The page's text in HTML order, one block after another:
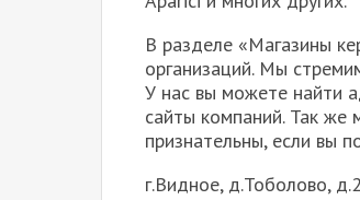
В разделе «Магазины
организаций. Мы
У нас вы можете найти
сайты компаний. Так
признательны, если вы
г.Видное, д.Тоболово, д.2